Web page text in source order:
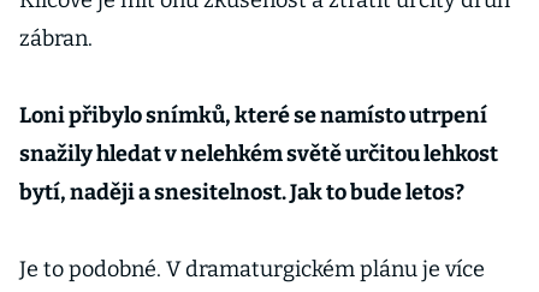
zábran.
Loni přibylo snímků, které se namísto utrpení
snažily hledat v nelehkém světě určitou lehkost
bytí, naději a snesitelnost. Jak to bude letos?
Je to podobné. V dramaturgickém plánu je více